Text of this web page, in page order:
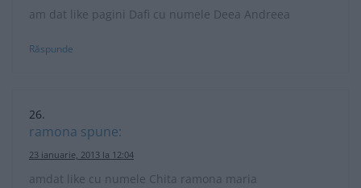
am dat like pagini Dafi cu numele Deea Andreea
Răspunde
ramona spune:
23 ianuarie, 2013 la 12:04
amdat like cu numele Chita ramona maria